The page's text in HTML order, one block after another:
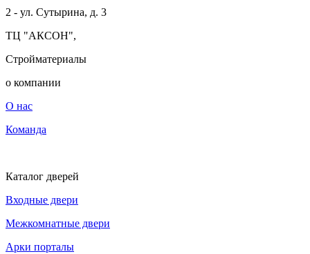
2 - ул. Сутырина, д. 3
ТЦ "АКСОН",
Стройматериалы
о компании
О нас
Команда
Каталог дверей
Входные двери
Межкомнатные двери
Арки порталы